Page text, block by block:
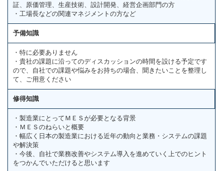
証、原価管理、生産技術、設計開発、経営企画部門の方
・工場長などの関連マネジメントの方など
予備知識
・特に必要ありません
・貴社の課題に沿ってのディスカッションの時間を設ける予定です
ので、自社での課題や悩みをお持ちの場合、聞きたいことを整理し
て、ご用意ください
修得知識
・製造業にとってＭＥＳが必要となる背景
・ＭＥＳのねらいと概要
・幅広く日本の製造業における近年の動向と業務・システムの課題
や解決策
・今後、自社で業務改善やシステム導入を進めていく上でのヒント
をつかんでいただけると思います